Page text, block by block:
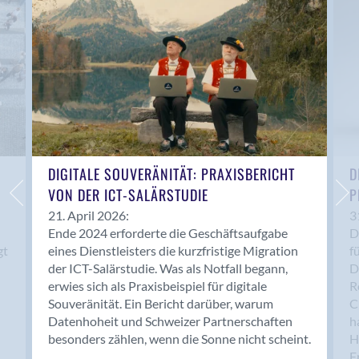
Anwil
Appenzell
Au SG
Baar
Baden
Balsthal
Balzers
Basel
Bassersdorf
Belp
Bendern
Benken (SG)
Bergdietikon
Berlin
Bern
Bern - Liebefeld
DIGITALE SOUVERÄNITÄT: PRAXISBERICHT
VON DER ICT-SALÄRSTUDIE
21. April 2026:
Ende 2024 erforderte die Geschäftsaufgabe
eines Dienstleisters die kurzfristige Migration
der ICT-Salärstudie. Was als Notfall begann,
erwies sich als Praxisbeispiel für digitale
Souveränität. Ein Bericht darüber, warum
Datenhoheit und Schweizer Partnerschaften
besonders zählen, wenn die Sonne nicht scheint.